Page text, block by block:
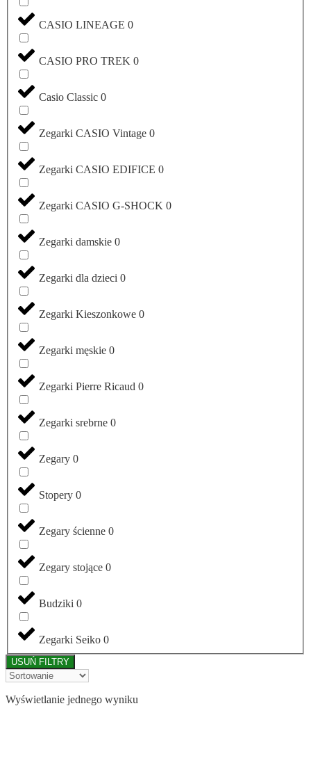
CASIO LINEAGE 0
CASIO PRO TREK 0
Casio Classic 0
Zegarki CASIO Vintage 0
Zegarki CASIO EDIFICE 0
Zegarki CASIO G-SHOCK 0
Zegarki damskie 0
Zegarki dla dzieci 0
Zegarki Kieszonkowe 0
Zegarki męskie 0
Zegarki Pierre Ricaud 0
Zegarki srebrne 0
Zegary 0
Stopery 0
Zegary ścienne 0
Zegary stojące 0
Budziki 0
Zegarki Seiko 0
USUŃ FILTRY
Wyświetlanie jednego wyniku